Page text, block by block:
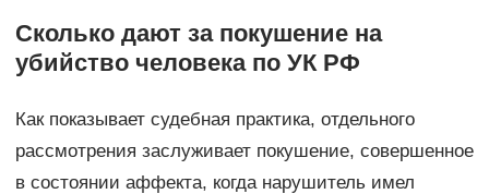
Сколько дают за покушение на
убийство человека по УК РФ
Как показывает судебная практика, отдельного
рассмотрения заслуживает покушение, совершенное
в состоянии аффекта, когда нарушитель имел